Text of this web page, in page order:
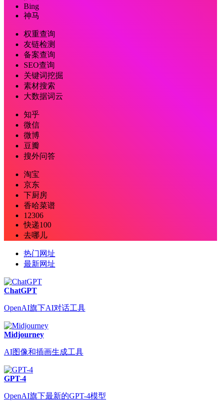
Bing
神马
权重查询
友链检测
备案查询
SEO查询
关键词挖掘
素材搜索
大数据词云
知乎
微信
微博
豆瓣
搜外问答
淘宝
京东
下厨房
香哈菜谱
12306
快递100
去哪儿
热门网址
最新网址
ChatGPT
OpenAI旗下AI对话工具
Midjourney
AI图像和插画生成工具
GPT-4
OpenAI旗下最新的GPT-4模型